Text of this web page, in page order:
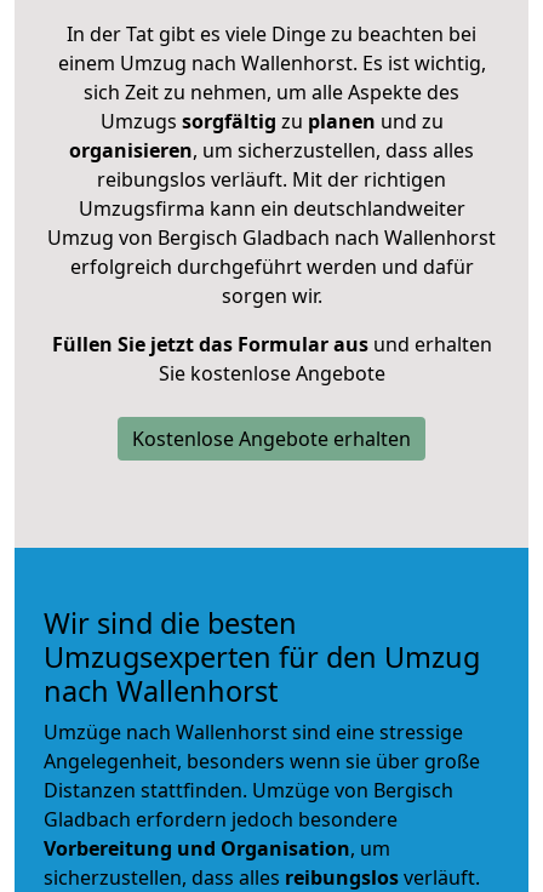
In der Tat gibt es viele Dinge zu beachten bei
einem Umzug nach Wallenhorst. Es ist wichtig,
sich Zeit zu nehmen, um alle Aspekte des
Umzugs sorgfältig zu planen und zu
organisieren, um sicherzustellen, dass alles
reibungslos verläuft. Mit der richtigen
Umzugsfirma kann ein deutschlandweiter
Umzug von Bergisch Gladbach nach Wallenhorst
erfolgreich durchgeführt werden und dafür
sorgen wir.
Füllen Sie jetzt das Formular ausund erhalten
Sie kostenlose Angebote
Kostenlose Angebote erhalten
Wir sind die besten
Umzugsexperten für den Umzug
nach Wallenhorst
Umzüge nach Wallenhorst sind eine stressige
Angelegenheit, besonders wenn sie über große
Distanzen stattfinden. Umzüge von Bergisch
Gladbach erfordern jedoch besondere
Vorbereitung und Organisation, um
sicherzustellen, dass alles reibungslosverläuft.